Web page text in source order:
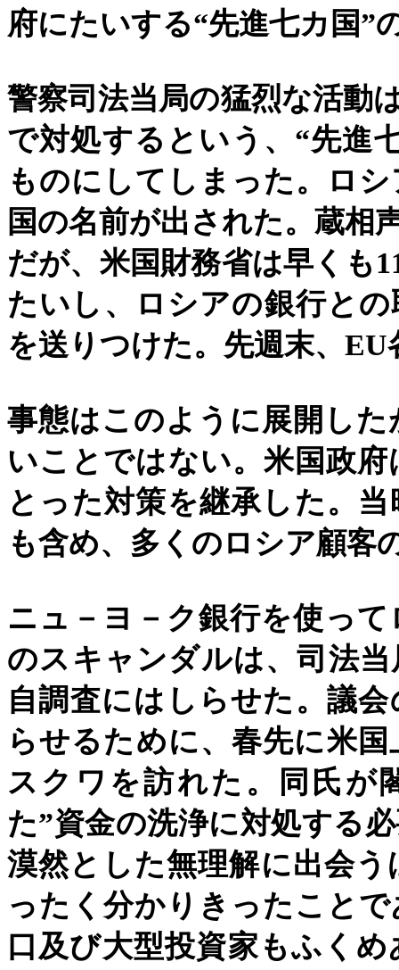
府にたいする“先進七カ国”
警察司法当局の猛烈な活動
で対処するという、 “先進
ものにしてしまった。ロ
国の名前が出された。蔵相
だが、米国財務省は早くも
たいし、ロシアの銀行と
を送りつけた。先週末、 EU
事態はこのように展開し
いことではない。米国政
とった対策を継承した。
も含め、多くのロシア顧客
ニュ－ヨ－ク銀行を使っ
のスキャンダルは、司法
自調査にはしらせた。議
らせるために、春先に米
スクワを訪れた。同氏が
た”資金の洗浄に対処する
漠然とした無理解に出会
ったく分かりきったこと
口及び大型投資家もふく